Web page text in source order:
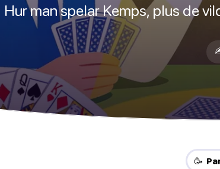
Hur man spelar Kemps, plus de
🥳